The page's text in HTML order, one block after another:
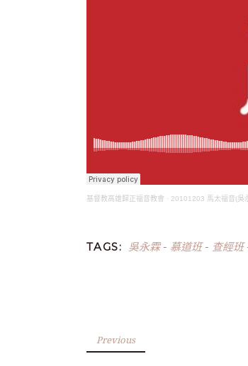
基督教高雄歸正福音教會 · 20101203 馬太福音(吳
TAGS: 吳永霖- 慕道班- 查經班
Previous